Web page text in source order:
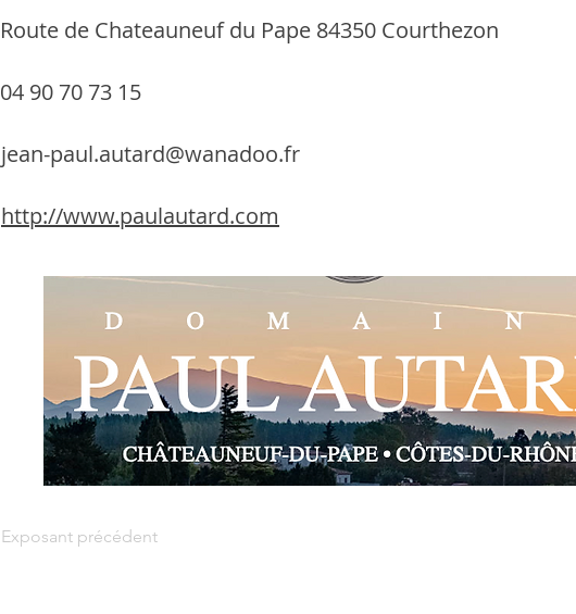
Route de Chateauneuf du Pape 84350 Courthezon
04 90 70 73 15
jean-paul.autard@wanadoo.fr
http://www.paulautard.com
Exposant précédent